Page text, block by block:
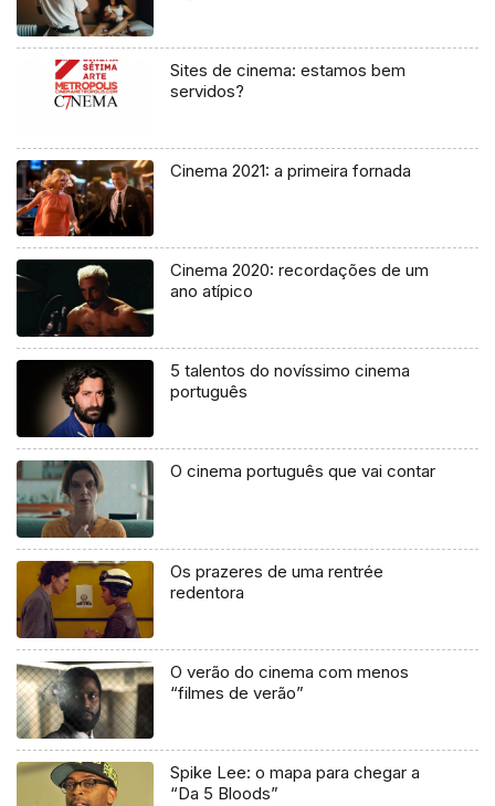
Sites de cinema: estamos bem
servidos?
Cinema 2021: a primeira fornada
Cinema 2020: recordações de um
ano atípico
5 talentos do novíssimo cinema
português
O cinema português que vai contar
Os prazeres de uma rentrée
redentora
O verão do cinema com menos
“filmes de verão”
Spike Lee: o mapa para chegar a
“Da 5 Bloods”